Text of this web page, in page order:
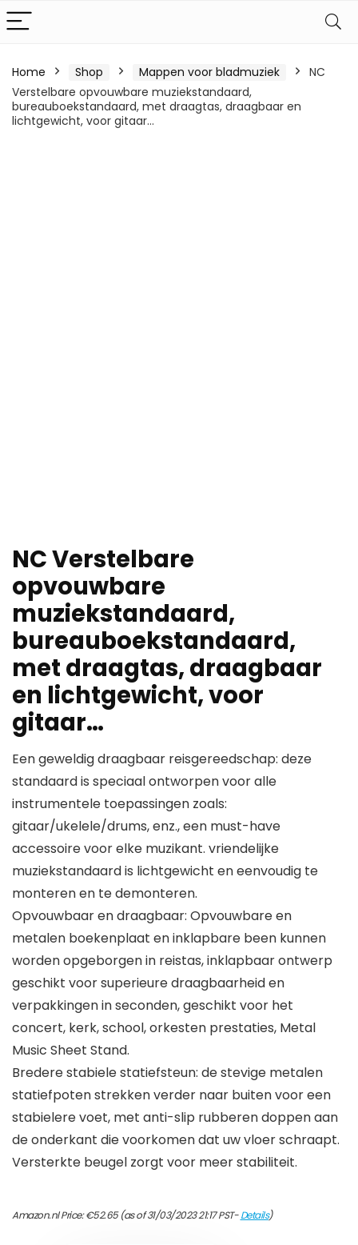
Home Shop Mappen voor bladmuziek
NC
Verstelbare opvouwbare muziekstandaard,
bureauboekstandaard, met draagtas, draagbaar en
lichtgewicht, voor gitaar…
NC Verstelbare
opvouwbare
muziekstandaard,
bureauboekstandaard,
met draagtas, draagbaar
en lichtgewicht, voor
gitaar…
Een geweldig draagbaar reisgereedschap: deze
standaard is speciaal ontworpen voor alle
instrumentele toepassingen zoals:
gitaar/ukelele/drums, enz., een must-have
accessoire voor elke muzikant. vriendelijke
muziekstandaard is lichtgewicht en eenvoudig te
monteren en te demonteren.
Opvouwbaar en draagbaar: Opvouwbare en
metalen boekenplaat en inklapbare been kunnen
worden opgeborgen in reistas, inklapbaar ontwerp
geschikt voor superieure draagbaarheid en
verpakkingen in seconden, geschikt voor het
concert, kerk, school, orkesten prestaties, Metal
Music Sheet Stand.
Bredere stabiele statiefsteun: de stevige metalen
statiefpoten strekken verder naar buiten voor een
stabielere voet, met anti-slip rubberen doppen aan
de onderkant die voorkomen dat uw vloer schraapt.
Versterkte beugel zorgt voor meer stabiliteit.
Amazon.nl Price:€52.65(as of 31/03/2023 21:17 PST-Details)